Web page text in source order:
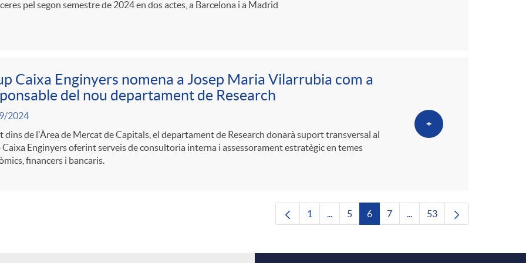
pel segon semestre de 2024 en dos actes, a Barcelona i a Madrid
Caixa Enginyers nomena a Josep Maria Vilarrubia com a
del nou departament de Research
2024
dins de l'Àrea de Mercat de Capitals, el departament de Research donarà suport transversal al
Enginyers oferint serveis de consultoria interna i assessorament estratègic en temes
financers i bancaris.
+
Pàgina
1 ...Pàgines intermèdies Utilitzeu TAB per navegar.
Pàgina
5 Pàgina
6 Pàgina
7 ...Pàgines intermèdies
Pàgina
53